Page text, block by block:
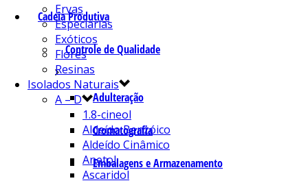
Cadeia Produtiva
Controle de Qualidade
Adulteração
Cromatografia
Embalagens e Armazenamento
Ervas
Especiarias
Exóticos
Flores
Resinas
Isolados Naturais
A – D
1.8-cineol
Aldeído Benzóico
Aldeído Cinâmico
Anetol
Ascaridol